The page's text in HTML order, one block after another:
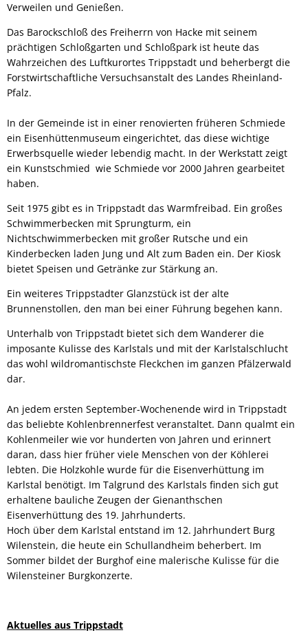
Verweilen und Genießen.
Das Barockschloß des Freiherrn von Hacke mit seinem
prächtigen Schloßgarten und Schloßpark ist heute das
Wahrzeichen des Luftkurortes Trippstadt und beherbergt die
Forstwirtschaftliche Versuchsanstalt des Landes Rheinland-
Pfalz.
In der Gemeinde ist in einer renovierten früheren Schmiede
ein Eisenhüttenmuseum eingerichtet, das diese wichtige
Erwerbsquelle wieder lebendig macht. In der Werkstatt zeigt
ein Kunstschmied wie Schmiede vor 2000 Jahren gearbeitet
haben.
Seit 1975 gibt es in Trippstadt das Warmfreibad. Ein großes
Schwimmerbecken mit Sprungturm, ein
Nichtschwimmerbecken mit großer Rutsche und ein
Kinderbecken laden Jung und Alt zum Baden ein. Der Kiosk
bietet Speisen und Getränke zur Stärkung an.
Ein weiteres Trippstadter Glanzstück ist der alte
Brunnenstollen, den man bei einer Führung begehen kann.
Unterhalb von Trippstadt bietet sich dem Wanderer die
imposante Kulisse des Karlstals und mit der Karlstalschlucht
das wohl wildromantischste Fleckchen im ganzen Pfälzerwald
dar.
An jedem ersten September-Wochenende wird in Trippstadt
das beliebte Kohlenbrennerfest veranstaltet. Dann qualmt ein
Kohlenmeiler wie vor hunderten von Jahren und erinnert
daran, dass hier früher viele Menschen von der Köhlerei
lebten. Die Holzkohle wurde für die Eisenverhüttung im
Karlstal benötigt. Im Talgrund des Karlstals finden sich gut
erhaltene bauliche Zeugen der Gienanthschen
Eisenverhüttung des 19. Jahrhunderts.
Hoch über dem Karlstal entstand im 12. Jahrhundert Burg
Wilenstein, die heute ein Schullandheim beherbert. Im
Sommer bildet der Burghof eine malerische Kulisse für die
Wilensteiner Burgkonzerte.
Aktuelles aus Trippstadt